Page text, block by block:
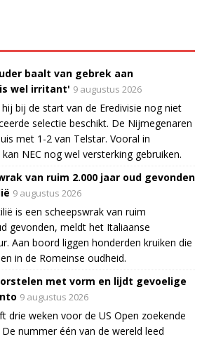
baalt van gebrek aan
wel irritant' 9 augustus 2026
bij de start van de Eredivisie nog niet
selectie beschikt. De Nijmegenaren
met 1-2 van Telstar. Vooral in
NEC nog wel versterking gebruiken.
van ruim 2.000 jaar oud gevonden
9 augustus 2026
is een scheepswrak van ruim
gevonden, meldt het Italiaanse
Aan boord liggen honderden kruiken die
in de Romeinse oudheid.
met vorm en lijdt gevoelige
9 augustus 2026
drie weken voor de US Open zoekende
nummer één van de wereld leed